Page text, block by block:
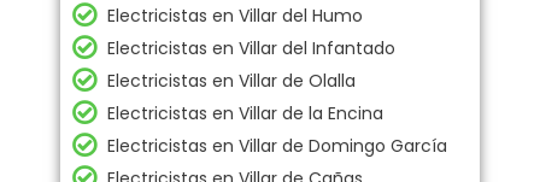
Electricistas en Villar del Humo
Electricistas en Villar del Infantado
Electricistas en Villar de Olalla
Electricistas en Villar de la Encina
Electricistas en Villar de Domingo García